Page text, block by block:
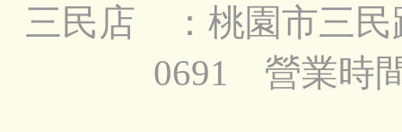
三民店 ：桃園市三民
0691 營業時